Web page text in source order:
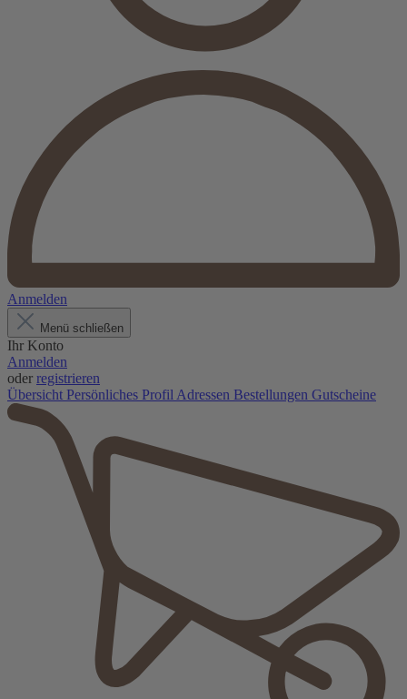
Anmelden
Menü schließen
Ihr Konto
Anmelden
oder registrieren
Übersicht Persönliches Profil Adressen Bestellungen Gutscheine